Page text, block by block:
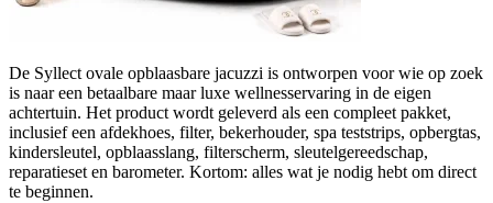
De Syllect ovale opblaasbare jacuzzi is ontworpen voor wie op zoek
is naar een betaalbare maar luxe wellnesservaring in de eigen
achtertuin. Het product wordt geleverd als een compleet pakket,
inclusief een afdekhoes, filter, bekerhouder, spa teststrips, opbergtas,
kindersleutel, opblaasslang, filterscherm, sleutelgereedschap,
reparatieset en barometer. Kortom: alles wat je nodig hebt om direct
te beginnen.